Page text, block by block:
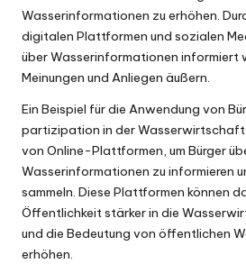
Wasserinformationen zu erhöhen.
digitalen Plattformen und sozialen
über Wasserinformationen informiert
Meinungen und Anliegen äußern.
Ein Beispiel für die Anwendung von
partizipation in der Wasserwirtschaft
von Online-Plattformen, um Bürger
Wasserinformationen zu informieren
sammeln. Diese Plattformen können
Öffentlichkeit stärker in die
und die Bedeutung von öffentlichen
erhöhen.